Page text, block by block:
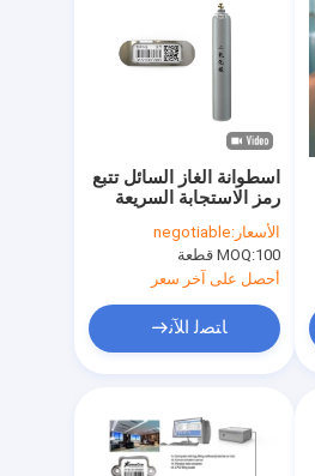
اسطوانة الغاز السائل تتبع
رمز الاستجابة السريعة
الباركود النفط إثبات
الأسعار:negotiable
MOQ:100 قطعة
أحصل على آخر سعر
ﺎﺘﺼﻟ ﺍﻶﻧ